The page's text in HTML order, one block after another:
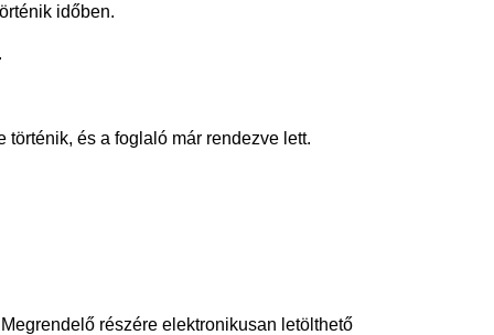
időben.
és a foglaló már rendezve lett.
részére elektronikusan letölthető